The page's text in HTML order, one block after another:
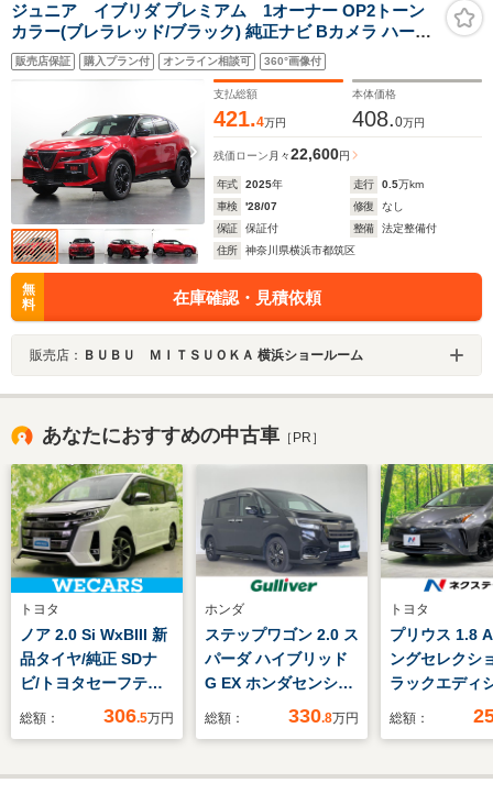
ジュニア イブリダ プレミアム 1オーナー OP2トーン
カラー(ブレラレッド/ブラック) 純正ナビ Bカメラ ハーフ
レザー Frシートヒーター 障害物センサー ACC BSM LKA
TSR ワイヤレスチャージ レザーステアリング 純正18イン
販売店保証 購入プラン付 オンライン相談可 360°画像付
支払総額
421.4万円
本体価格
408.0万円
残価ローン 月々22,600円
年式 2025年 走行 0.5万km
車検
'28/07 修復
なし
保証
保証付 整備
法定整備付
住所
神奈川県横浜市都筑区
無
料
在庫確認・見積依頼
販売店： ＢＵＢＵ ＭＩＴＳＵＯＫＡ 横浜ショールーム
あなたにおすすめの中古車 ［PR］
トヨタ
ノア 2.0 Si WxBIII 新
品タイヤ/純正 SDナ
ビ/トヨタセーフティ
センス/両側電動スラ
ト ハーフレザー/ドラ
総額： 306.5万円
ホンダ
ステップワゴン 2.0 ス
パーダ ハイブリッド
G EX ホンダセンシン
グ ブラックスタイル
ム 純正フリップダウ
総額： 330.8万円
トヨタ
プリウス 1.8
ングセレクシ
ラックエディ
純正8型ナビ
ーダークルー
総額：